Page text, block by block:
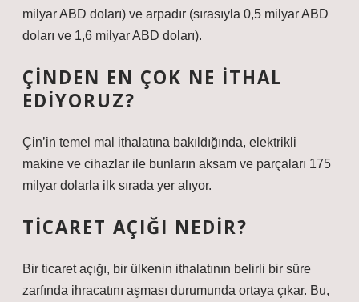
milyar ABD doları) ve arpadır (sırasıyla 0,5 milyar ABD
doları ve 1,6 milyar ABD doları).
ÇINDEN EN ÇOK NE ITHAL
EDIYORUZ?
Çin’in temel mal ithalatına bakıldığında, elektrikli
makine ve cihazlar ile bunların aksam ve parçaları 175
milyar dolarla ilk sırada yer alıyor.
TICARET AÇIĞI NEDIR?
Bir ticaret açığı, bir ülkenin ithalatının belirli bir süre
zarfında ihracatını aşması durumunda ortaya çıkar. Bu,